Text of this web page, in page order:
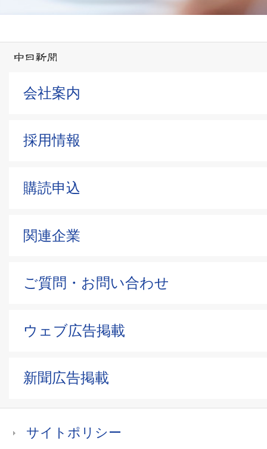
会社案内
採用情報
購読申込
関連企業
ご質問・お問い合わせ
ウェブ広告掲載
新聞広告掲載
サイトポリシー